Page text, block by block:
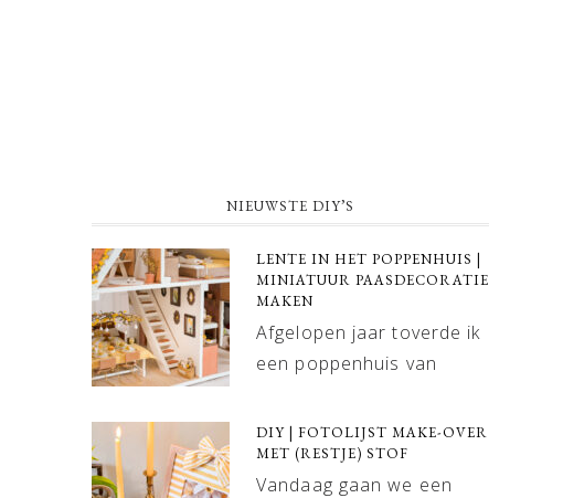
NIEUWSTE DIY’S
LENTE IN HET POPPENHUIS |
MINIATUUR PAASDECORATIE
MAKEN
Afgelopen jaar toverde ik
een poppenhuis van
DIY | FOTOLIJST MAKE-OVER
MET (RESTJE) STOF
Vandaag gaan we een